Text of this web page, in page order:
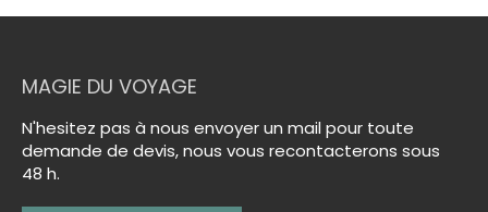
MAGIE DU VOYAGE
N'hesitez pas à nous envoyer un mail pour toute
demande de devis, nous vous recontacterons sous
48 h.